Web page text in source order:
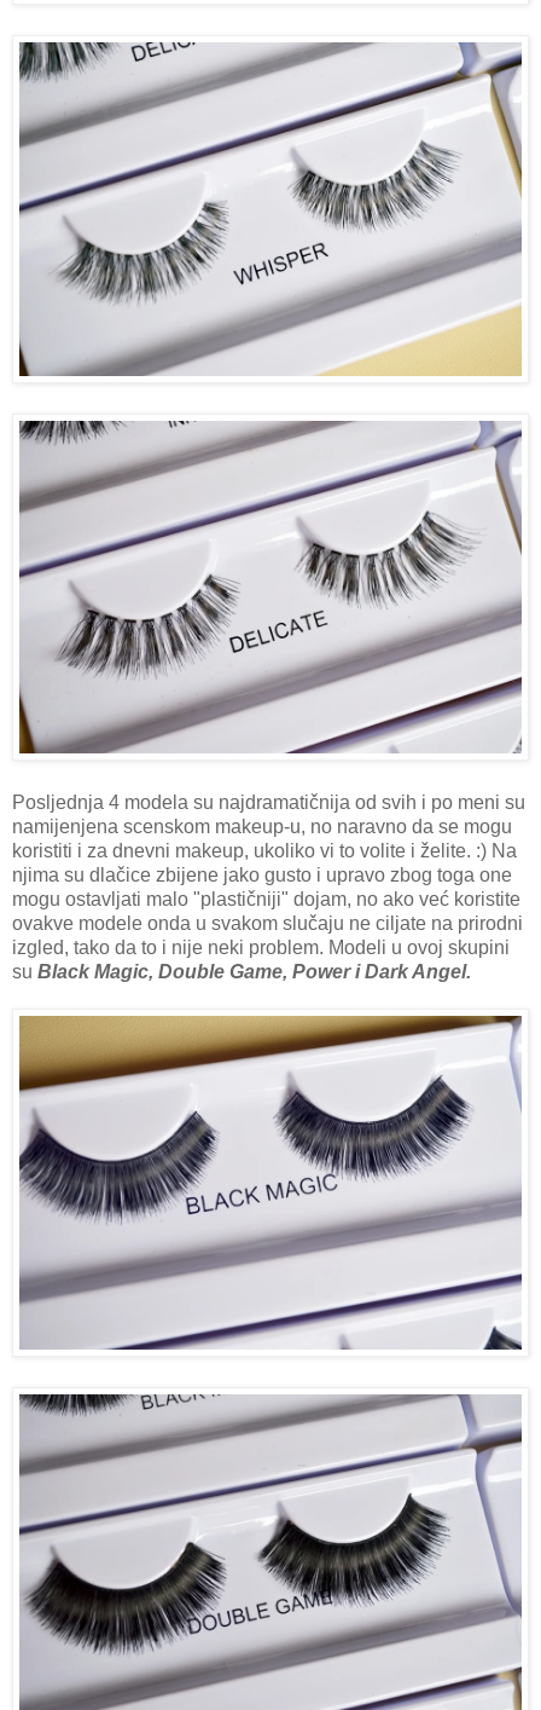
Posljednja 4 modela su najdramatičnija od svih i po meni su
namijenjena scenskom makeup-u, no naravno da se mogu
koristiti i za dnevni makeup, ukoliko vi to volite i želite. :) Na
njima su dlačice zbijene jako gusto i upravo zbog toga one
mogu ostavljati malo "plastičniji" dojam, no ako već koristite
ovakve modele onda u svakom slučaju ne ciljate na prirodni
izgled, tako da to i nije neki problem. Modeli u ovoj skupini
su Black Magic, Double Game, Power i Dark Angel.